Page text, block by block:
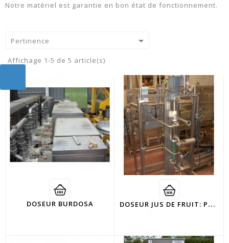
Notre matériel est garantie en bon état de fonctionnement.
Pertinence 
Affichage 1-5 de 5 article(s)
DOSEUR BURDOSA D
OSEUR JUS DE FRUIT: PLATEFORME AVEC POMPE